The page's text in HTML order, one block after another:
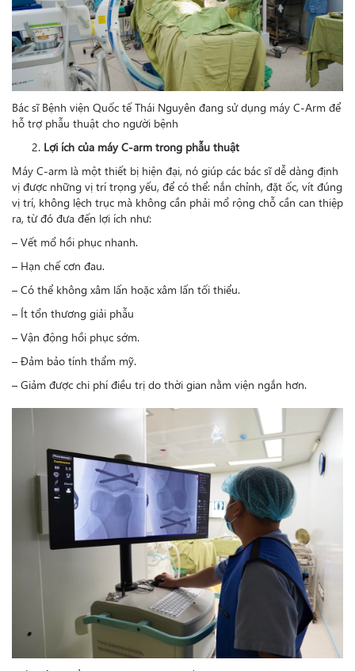
Bác sĩ Bệnh viện Quốc tế Thái Nguyên đang sử dụng máy C-Arm để
hỗ trợ phẫu thuật cho người bệnh
Lợi ích của máy C-arm trong phẫu thuật
Máy C-arm là một thiết bị hiện đại, nó giúp các bác sĩ dễ dàng định
vị được những vị trí trọng yếu, để có thể: nắn chỉnh, đặt ốc, vít đúng
vị trí, không lệch trục mà không cần phải mổ rộng chỗ cần can thiệp
ra, từ đó đưa đến lợi ích như:
– Vết mổ hồi phục nhanh.
– Hạn chế cơn đau.
– Có thể không xâm lấn hoặc xâm lấn tối thiểu.
– Ít tổn thương giải phẫu
– Vận động hồi phục sớm.
– Đảm bảo tính thẩm mỹ.
– Giảm được chi phí điều trị do thời gian nằm viện ngắn hơn.